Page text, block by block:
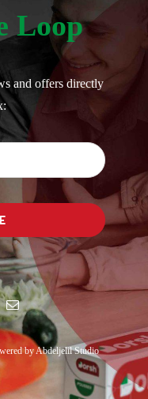
Loop
and offers directly
by Abdeljelil Studio